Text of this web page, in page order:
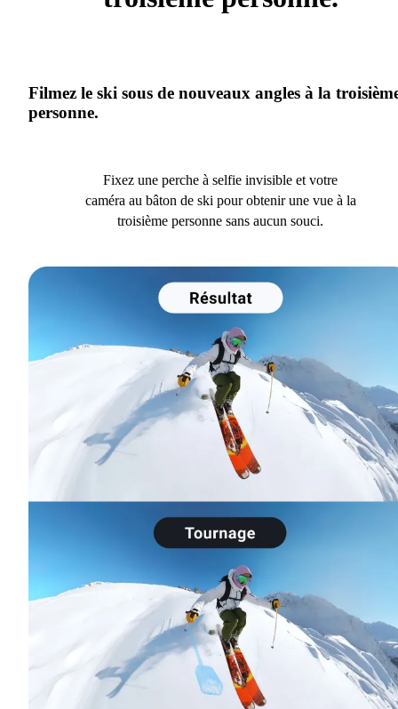
Filmez le ski sous de nouveaux angles à la
personne.
Fixez une perche à selfie invisible et votre
caméra au bâton de ski pour obtenir une vue à la
troisième personne sans aucun souci.